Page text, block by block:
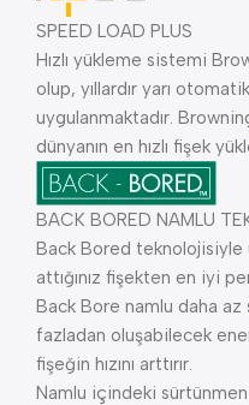
SPEED LOAD PLUS
Hızlı yükleme sistemi
olup, yıllardır yarı
uygulanmaktadır.
dünyanın en hızlı fişek
BACK BORED NAMLU
Back Bored
attığınız fişekten en iyi
Back Bore namlu daha
fazladan oluşabilecek
fişeğin hızını arttırır.
Namlu içindeki